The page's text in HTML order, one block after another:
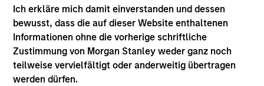
Ich erkläre mich damit einverstanden und dessen
bewusst, dass die auf dieser Website enthaltenen
Informationen ohne die vorherige schriftliche
Zustimmung von Morgan Stanley weder ganz noch
teilweise vervielfältigt oder anderweitig übertragen
werden dürfen.
focused on credit and equity investing across a
number of European sectors. Mr. Teixeira started his
career in 2001 at Goldman Sachs International in
London, spending the bulk of his 8-year tenure
within Goldman Sachs Principal Strategies, a team
with responsibility for a significant portion of